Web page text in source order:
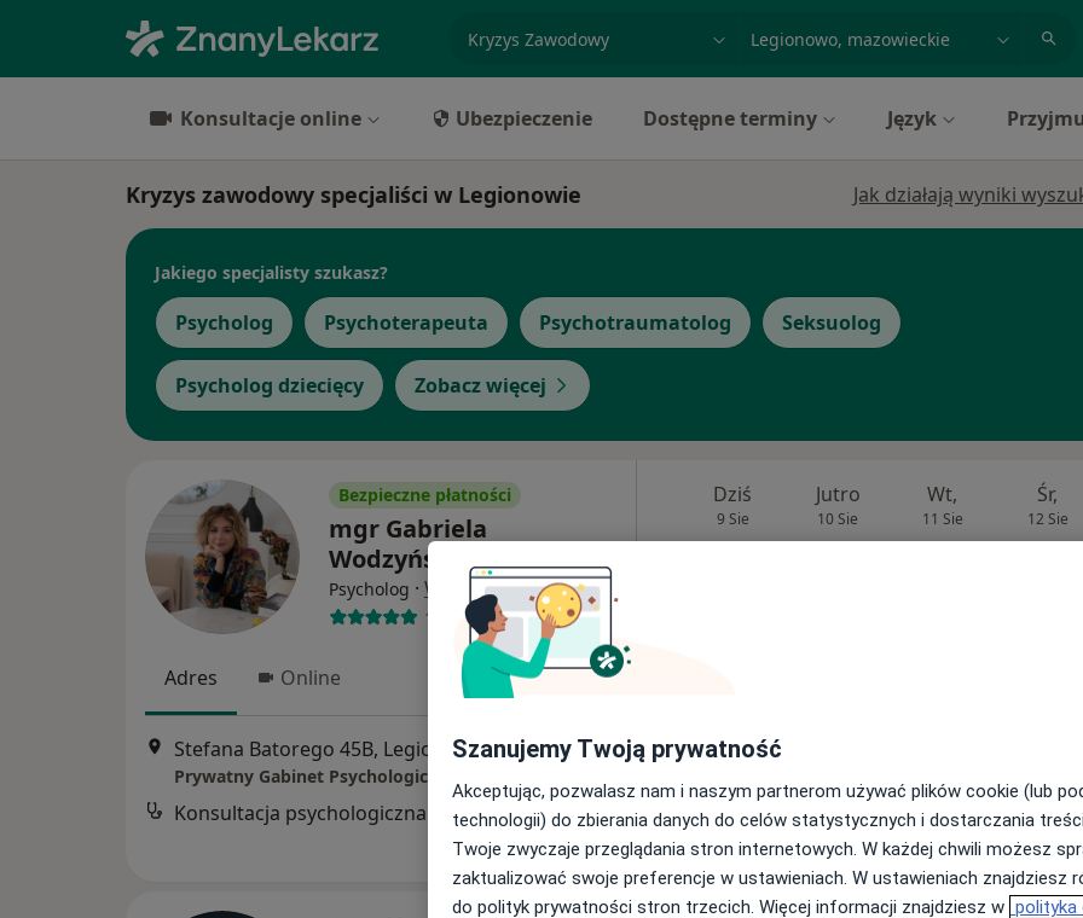
Konsultacje online Ubezpieczenie Dostępne terminy Język
Kryzys zawodowy specjaliści w Legionowie Jak działają wyniki
Jakiego specjalisty szukasz?
Psycholog Psychoterapeuta Psychotraumatolog Seksuolog
Psycholog dziecięcy Zobacz więcej
Bezpieczne płatności
mgr Gabriela
Wodzyńska
Psycholog · Więcej
12 opinii
Adres Online
Stefana Batorego 45B, Legionowo•Mapa
Prywatny Gabinet Psychologiczny
Konsultacja psychologiczna 210 zł
Dziś
9 Sie
Jutro
10 Sie
Wt,
11 Sie
Śr,
12 Sie
Szanujemy Twoją prywatność
Akceptując, pozwalasz nam i naszym partnerom używać plików cookie (lub
technologii) do zbierania danych do celów statystycznych i dostarczania
Twoje zwyczaje przeglądania stron internetowych. W każdej chwili możesz
zaktualizować swoje preferencje w ustawieniach. W ustawieniach znajdziesz
do polityk prywatności stron trzecich. Więcej informacji znajdziesz w polityka